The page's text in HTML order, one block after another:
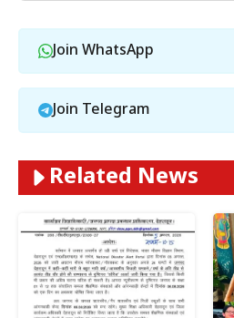
Join WhatsApp
Join Telegram
Related News